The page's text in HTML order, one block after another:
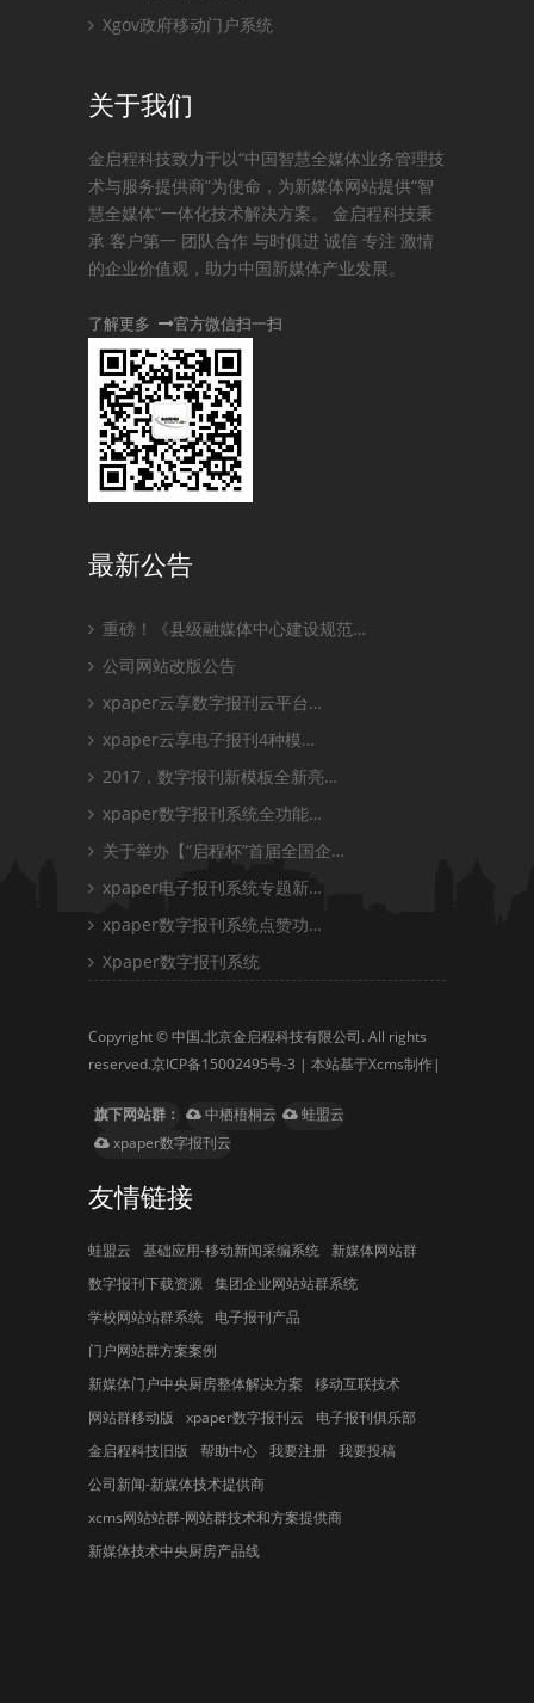
Xgov政府移动门户系统
关于我们
金启程科技致力于以“中国智慧全媒体业务管理技
术与服务提供商”为使命，为新媒体网站提供“智
慧全媒体”一体化技术解决方案。 金启程科技秉
承 客户第一 团队合作 与时俱进 诚信 专注 激情
的企业价值观，助力中国新媒体产业发展。
了解更多 官方微信扫一扫
最新公告
重磅！《县级融媒体中心建设规范…
公司网站改版公告
xpaper云享数字报刊云平台…
xpaper云享电子报刊4种模…
2017，数字报刊新模板全新亮…
xpaper数字报刊系统全功能…
关于举办【“启程杯”首届全国企…
xpaper电子报刊系统专题新…
xpaper数字报刊系统点赞功…
Xpaper数字报刊系统
Copyright © 中国.北京金启程科技有限公司. All rights
reserved.京ICP备15002495号-3 | 本站基于Xcms制作|
旗下网站群： 中栖梧桐云
蛙盟云
xpaper数字报刊云
友情链接
蛙盟云 基础应用-移动新闻采编系统
新媒体网站群
数字报刊下载资源 集团企业网站站群系统
学校网站站群系统
电子报刊产品
门户网站群方案案例
新媒体门户中央厨房整体解决方案
移动互联技术
网站群移动版
xpaper数字报刊云
电子报刊俱乐部
金启程科技旧版
帮助中心 我要注册 我要投稿
公司新闻-新媒体技术提供商
xcms网站站群-网站群技术和方案提供商
新媒体技术中央厨房产品线